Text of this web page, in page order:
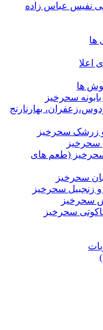
نفیس عباس زاده
ها
اعلا
ها
سحرخیز
بهارنارنج
زرشک سحرخیز
سحرخیز
(طعم های
سحرخیز
زنجبیل سحرخیز
سحرخیز
سحرخیز